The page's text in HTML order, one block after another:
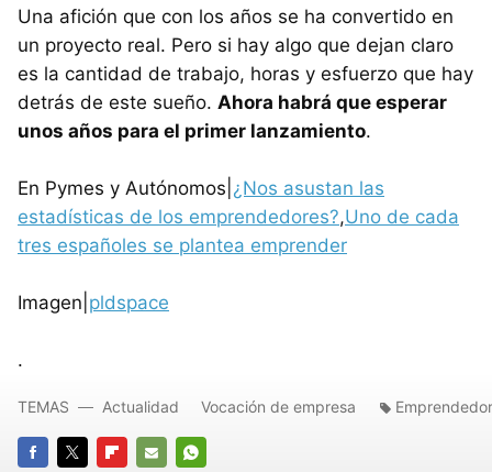
Una afición que con los años se ha convertido en
un proyecto real. Pero si hay algo que dejan claro
es la cantidad de trabajo, horas y esfuerzo que hay
detrás de este sueño. Ahora habrá que esperar
unos años para el primer lanzamiento.
En Pymes y Autónomos| ¿Nos asustan las
estadísticas de los emprendedores?,Uno de cada
tres españoles se plantea emprender
Imagen| pldspace
.
TEMAS Actualidad Vocación de empresa